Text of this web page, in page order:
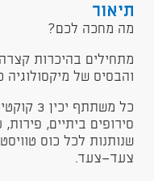
תיאור
מה מחכה לכם?
מתחילים בהיכרות
והבסיס של מיקסולוגיה
כל
סירופים ביתיים,
שנותנות לכל כוס
צעד־צעד.